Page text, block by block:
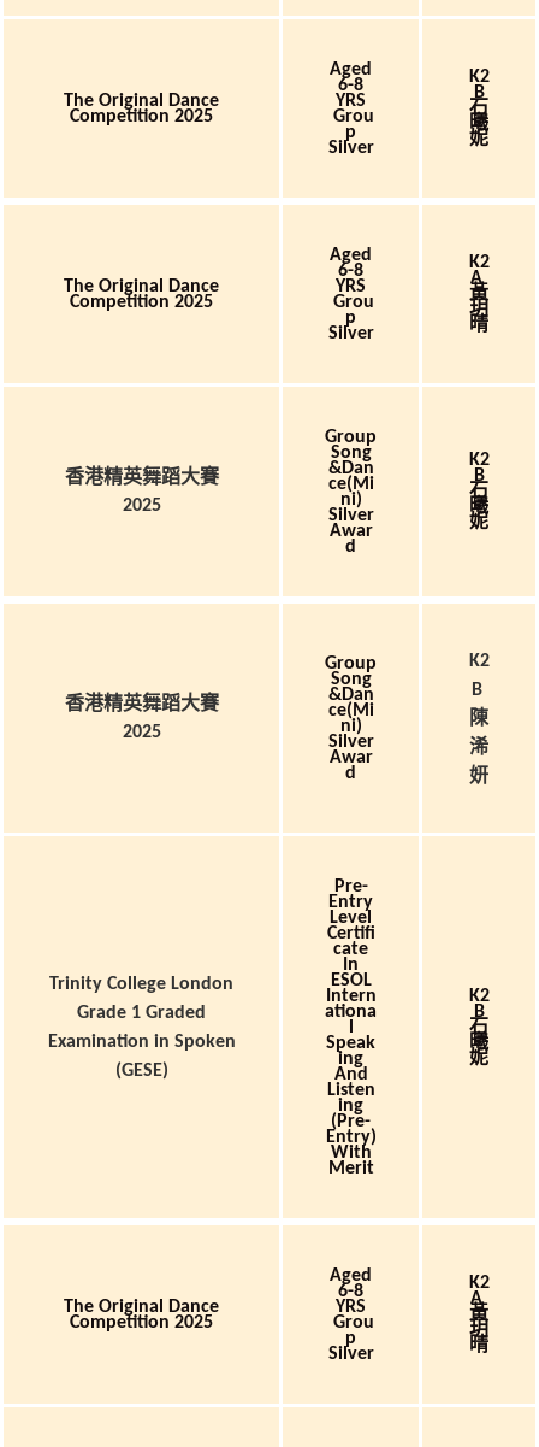
The Original Dance
Competition 2025
Aged
6-8
YRS
Grou
P
Silver
K2
B
石
曦
妮
The Original Dance
Competition 2025
Aged
6-8
YRS
Grou
P
Silver
K2
A
黃
玥
晴
香港精英舞蹈大賽
2025
Group
Song
&Dan
Ce(Mi
Ni)
Silver
Awar
D
K2
B
石
曦
妮
香港精英舞蹈大賽
2025
Group
Song
&Dan
Ce(Mi
Ni)
Silver
Awar
D
K2
B
陳
浠
妍
Trinity College London
Grade 1 Graded
Examination in Spoken
(GESE)
Pre-
Entry
Level
Certifi
Cate
In
ESOL
Intern
Ationa
L
Speak
Ing
And
Listen
Ing
(Pre-
Entry)
With
Merit
K2
B
石
曦
妮
The Original Dance
Competition 2025
Aged
6-8
YRS
Grou
P
Silver
K2
A
黃
玥
晴